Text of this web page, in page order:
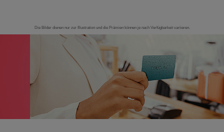
Die Bilder dienen nur zur Illustration und die Prämien können je nach Verfügbarkeit variieren.